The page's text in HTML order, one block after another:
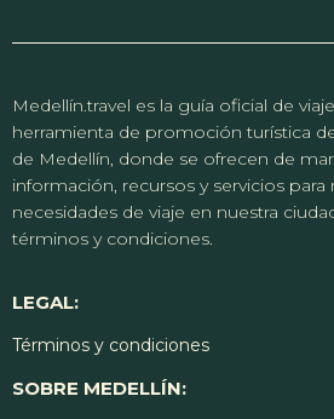
Medellín.travel es la guía oficial de
herramienta de promoción turística
de Medellín, donde se ofrecen de
información, recursos y servicios para
necesidades de viaje en nuestra
términos y condiciones.
LEGAL:
Términos y condiciones
SOBRE MEDELLÍN: